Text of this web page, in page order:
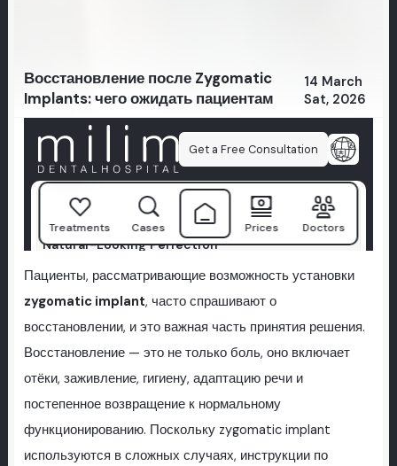
Восстановление после Zygomatic
Implants: чего ожидать пациентам
14 March
Sat, 2026
Пациенты, рассматривающие возможность установки
zygomatic implant, часто спрашивают о
восстановлении, и это важная часть принятия решения.
Восстановление — это не только боль, оно включает
отёки, заживление, гигиену, адаптацию речи и
постепенное возвращение к нормальному
функционированию. Поскольку zygomatic implant
используются в сложных случаях, инструкции по